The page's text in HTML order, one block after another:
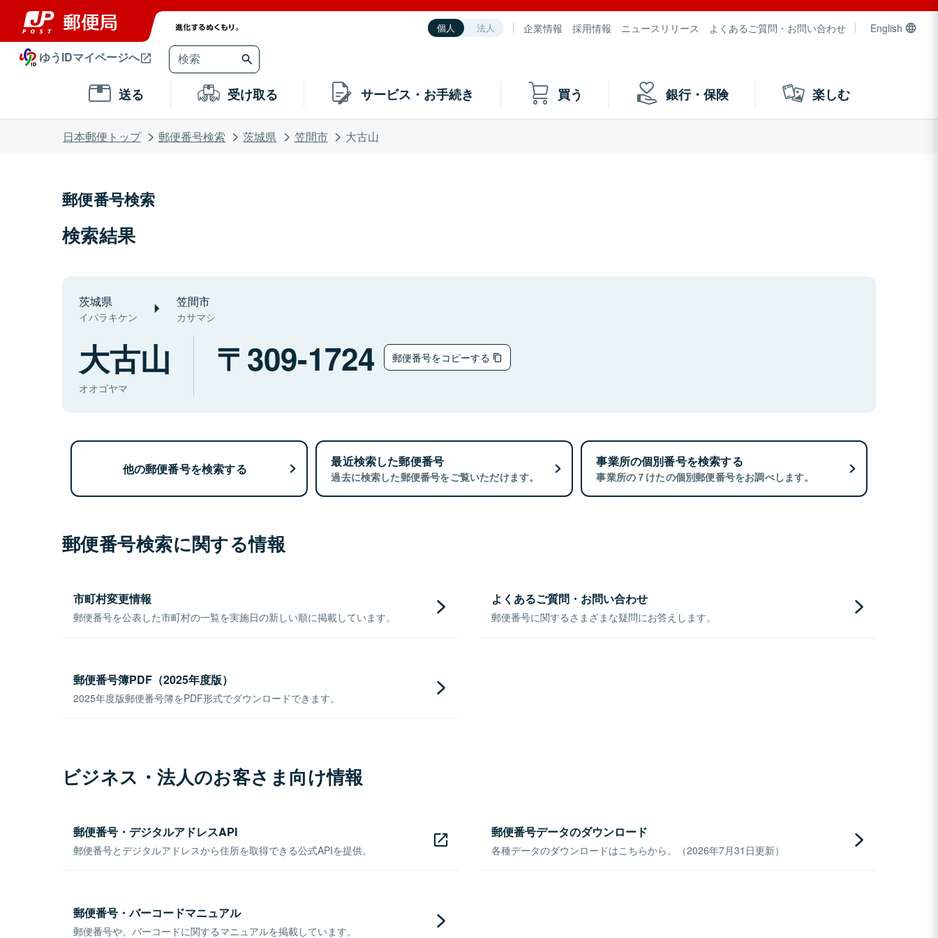
個人 法人 企業情報 採用情報 ニュースリリース よくあるご質問・お問い合わせ English
ゆうIDマイページへ
送る 受け取る サービス・お手続き 買う 銀行・保険 楽しむ
日本郵便トップ 郵便番号検索 茨城県 笠間市 大古山
郵便番号検索
検索結果
茨城県
イバラキケン
笠間市
カサマシ
大古山
オオゴヤマ
309-1724 郵便番号をコピーする
他の郵便番号を検索する 最近検索した郵便番号
過去に検索した郵便番号をご覧いただけます。
事業所の個別番号を検索する
事業所の７けたの個別郵便番号をお調べします。
郵便番号検索に関する情報
市町村変更情報
郵便番号を公表した市町村の一覧を実施日の新しい順に掲載しています。
よくあるご質問・お問い合わせ
郵便番号に関するさまざまな疑問にお答えします。
郵便番号簿PDF（2025年度版）
2025年度版郵便番号簿をPDF形式でダウンロードできます。
ビジネス・法人のお客さま向け情報
郵便番号・デジタルアドレスAPI
郵便番号とデジタルアドレスから住所を取得できる公式APIを提供。
郵便番号データのダウンロード
各種データのダウンロードはこちらから。（2026年7月31日更新）
郵便番号・バーコードマニュアル
郵便番号や、バーコードに関するマニュアルを掲載しています。